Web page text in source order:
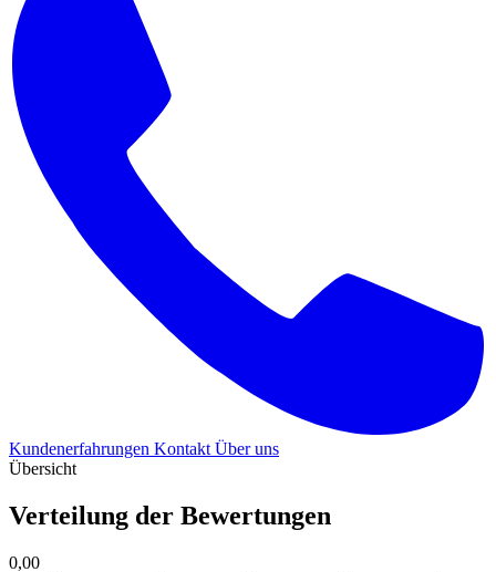
Kundenerfahrungen Kontakt Über uns
Übersicht
Verteilung der Bewertungen
0,00